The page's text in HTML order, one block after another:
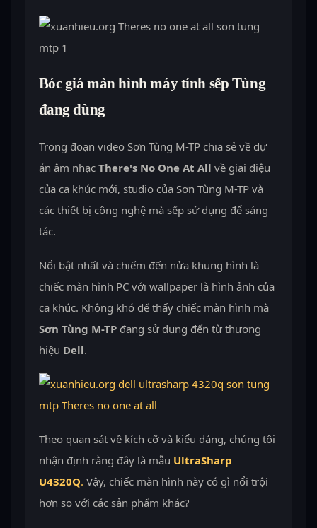
Bóc giá màn hình máy tính sếp Tùng
đang dùng
Trong đoạn video Sơn Tùng M-TP chia sẻ về dự
án âm nhạc There's No One At All về giai điệu
của ca khúc mới, studio của Sơn Tùng M-TP và
các thiết bị công nghệ mà sếp sử dụng để sáng
tác.
Nổi bật nhất và chiếm đến nửa khung hình là
chiếc màn hình PC với wallpaper là hình ảnh của
ca khúc. Không khó để thấy chiếc màn hình mà
Sơn Tùng M-TPđang sử dụng đến từ thương
hiệu Dell.
Theo quan sát về kích cỡ và kiểu dáng, chúng tôi
nhận định rằng đây là mẫu UltraSharp
U4320Q. Vậy, chiếc màn hình này có gì nổi trội
hơn so với các sản phẩm khác?